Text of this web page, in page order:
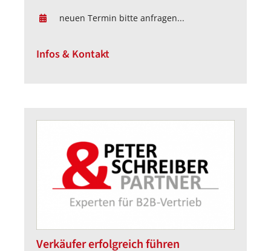
neuen Termin bitte anfragen...
Infos & Kontakt
Verkäufer erfolgreich führen